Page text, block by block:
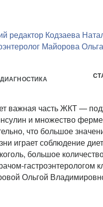
редактор Кодзаева
Майорова
ДИАГНОСТИКА
важная часть ЖКТ —
и множество
что большое
играет соблюдение
большое
гастроэнтерологом
Ольгой